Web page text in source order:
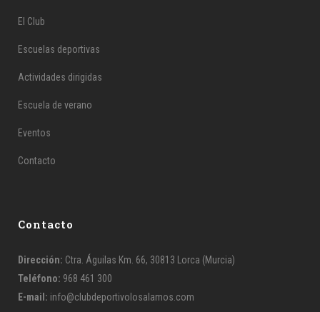
El Club
Escuelas deportivas
Actividades dirigidas
Escuela de verano
Eventos
Contacto
Contacto
Dirección: Ctra. Águilas Km. 66, 30813 Lorca (Murcia)
Teléfono: 968 461 300
E-mail: info@clubdeportivolosalamos.com